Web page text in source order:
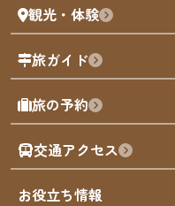
福岡グルメ
福岡を楽しむ
福岡のアート
福岡のナイトタイム
福岡の歴史・文化
サステナブルツーリズム
観光・体験
観る・遊ぶ
屋台
買う
体験
泊まる
旅ガイド
モデルコース
AIおまかせコース
オリジナルプラン
みんなの旅行記
旅の予約
交通アクセス
市内交通ガイド
お役立ち情報